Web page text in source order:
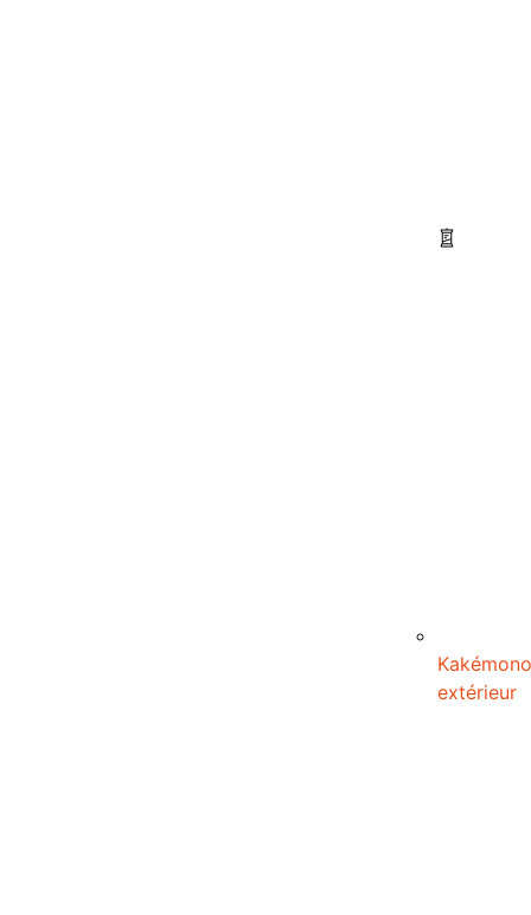
Kakémono
extérieur